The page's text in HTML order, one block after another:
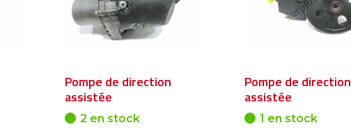
Pompe de direction
assistée
2 en stock
Pompe de direction
assistée
1 en stock